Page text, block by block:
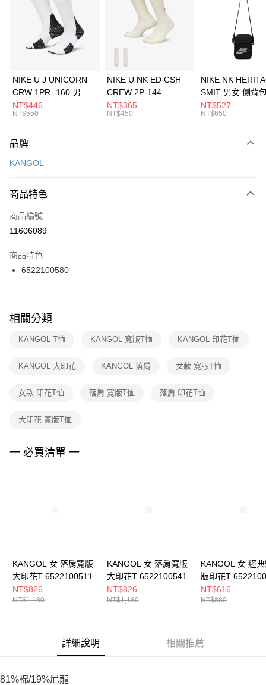
3 期 0 利率 每期 21家銀行
合作金庫商業銀行
第一商業銀行
華南商業銀行
彰化商業銀行
上海商業儲蓄銀行
元大商業銀行
台灣樂天信用卡公司
Apple Pay
全盈+PAY
AFTEE先享後付
【關於「AFTEE先享後付」】
便利好安心！
３．安心：先確認商品／服務後，再付款。
【「AFTEE先享後付」結帳流程】
１．於結帳方式選擇「AFTEE先享後付」後，將跳轉至「AFTEE先享後付」
２．訂單成立數日內，您將收到繳費通知簡訊。
３．收到繳費通知簡訊後14天內，點擊此簡訊中的連結，可透過四大超商／
ATM／網路銀行／等多元方式進行付款，方視為交易完成。
※ 交易是否成功請以「AFTEE先享後付 」之結帳頁面顯示為準，若有關於
是否繳費成功／繳費後需取消欲退款等相關疑問，請聯繫「AFTEE先享後付
客戶支援中心」https://netprotections.freshdesk.com/support/home
１．透過由恩沛科技股份有限公司提供之「AFTEE先享後付」服務完成之交
權轉讓予恩沛科技股份有限公司。
３．未成年的使用者請事先徵得法定代理人或監護人之同意方可使用
４．使用「AFTEE先享後付」時，將依據個別帳號之用戶狀況，依本公司即
運送方式
每筆NT$100，滿NT$1,500(含以上)免運費
宅配
每筆NT$100，滿NT$1,500(含以上)免運費
付款後門市自取
每筆NT$100，滿NT$1,500(含以上)免運費
NIKE U J UNICORN
CRW 1PR -160 男女
中統襪 FZ3393100
NT$446
NT$550
NIKE U NK ED CSH
CREW 2P-144
EMBRDY 男女 短統襪
FZ3073133
NT$365
NT$450
NIKE NK
SMIT 男女 側背
BA5871010
NT$527
NT$650
品牌
KANGOL
商品特色
商品編號
11606089
商品特色
6522100580
相關分類
KANGOL T恤 KANGOL 寬版T恤 KANGOL 印花T恤
KANGOL 大印花 KANGOL 落肩 女款 寬版T恤
女款 印花T恤 落肩 寬版T恤 落肩 印花T恤
大印花 寬版T恤
一 必買清單 一
KANGOL 女 落肩寬版
大印花T 6522100511
NT$826
NT$1,180
KANGOL 女 落肩寬版
大印花T 6522100541
NT$826
NT$1,180
KANGOL 女 經
版印花T
NT$616
NT$880
詳細說明 相關推薦
81%棉/19%尼龍